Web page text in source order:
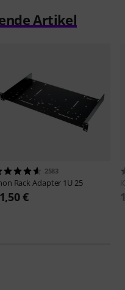
Artikel
2583
Rack Adapter 1U 25
€